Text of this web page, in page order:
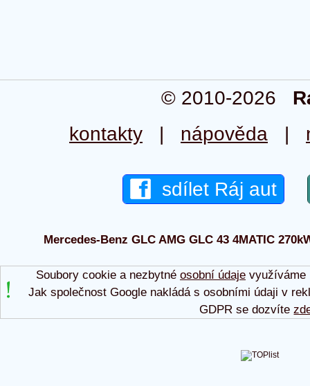
© 2010-2026
kontakty | nápověda |
sdílet Ráj aut
Mercedes-Benz GLC AMG GLC 43 4MATIC
Soubory cookie a nezbytné osobní údajevyužíváme
Jak společnost Google nakládá s osobními údaji v
GDPR se dozvíte